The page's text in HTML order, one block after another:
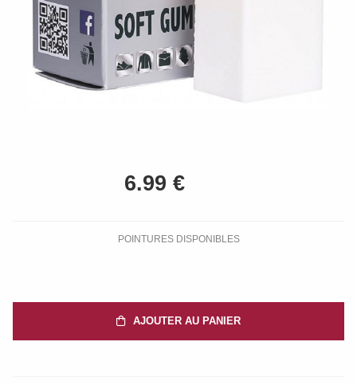
POINTURES DISPONIBLES
AJOUTER AU PANIER